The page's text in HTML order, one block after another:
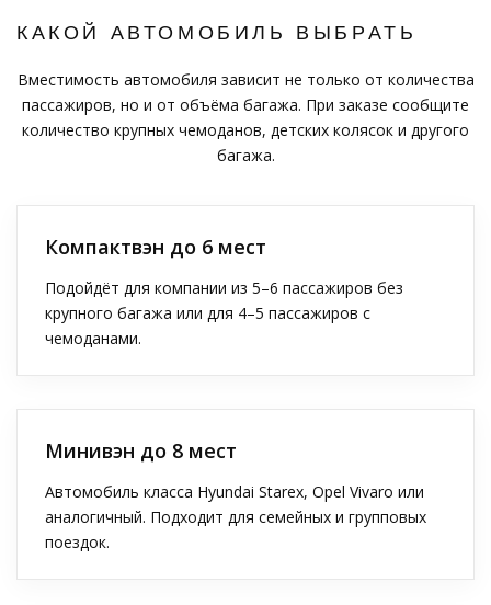
КАКОЙ АВТОМОБИЛЬ ВЫБРАТЬ
Вместимость автомобиля зависит не только от количества
пассажиров, но и от объёма багажа. При заказе сообщите
количество крупных чемоданов, детских колясок и другого
багажа.
Компактвэн до 6 мест
Подойдёт для компании из 5–6 пассажиров без
крупного багажа или для 4–5 пассажиров с
чемоданами.
Минивэн до 8 мест
Автомобиль класса Hyundai Starex, Opel Vivaro или
аналогичный. Подходит для семейных и групповых
поездок.